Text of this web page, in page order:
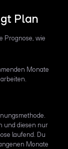
Plan
Prognose, wie
Monate
und diesen nur
laufend. Du
Monate